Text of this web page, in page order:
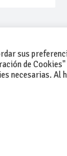
-Contacto
sus
de
necesarias. Al